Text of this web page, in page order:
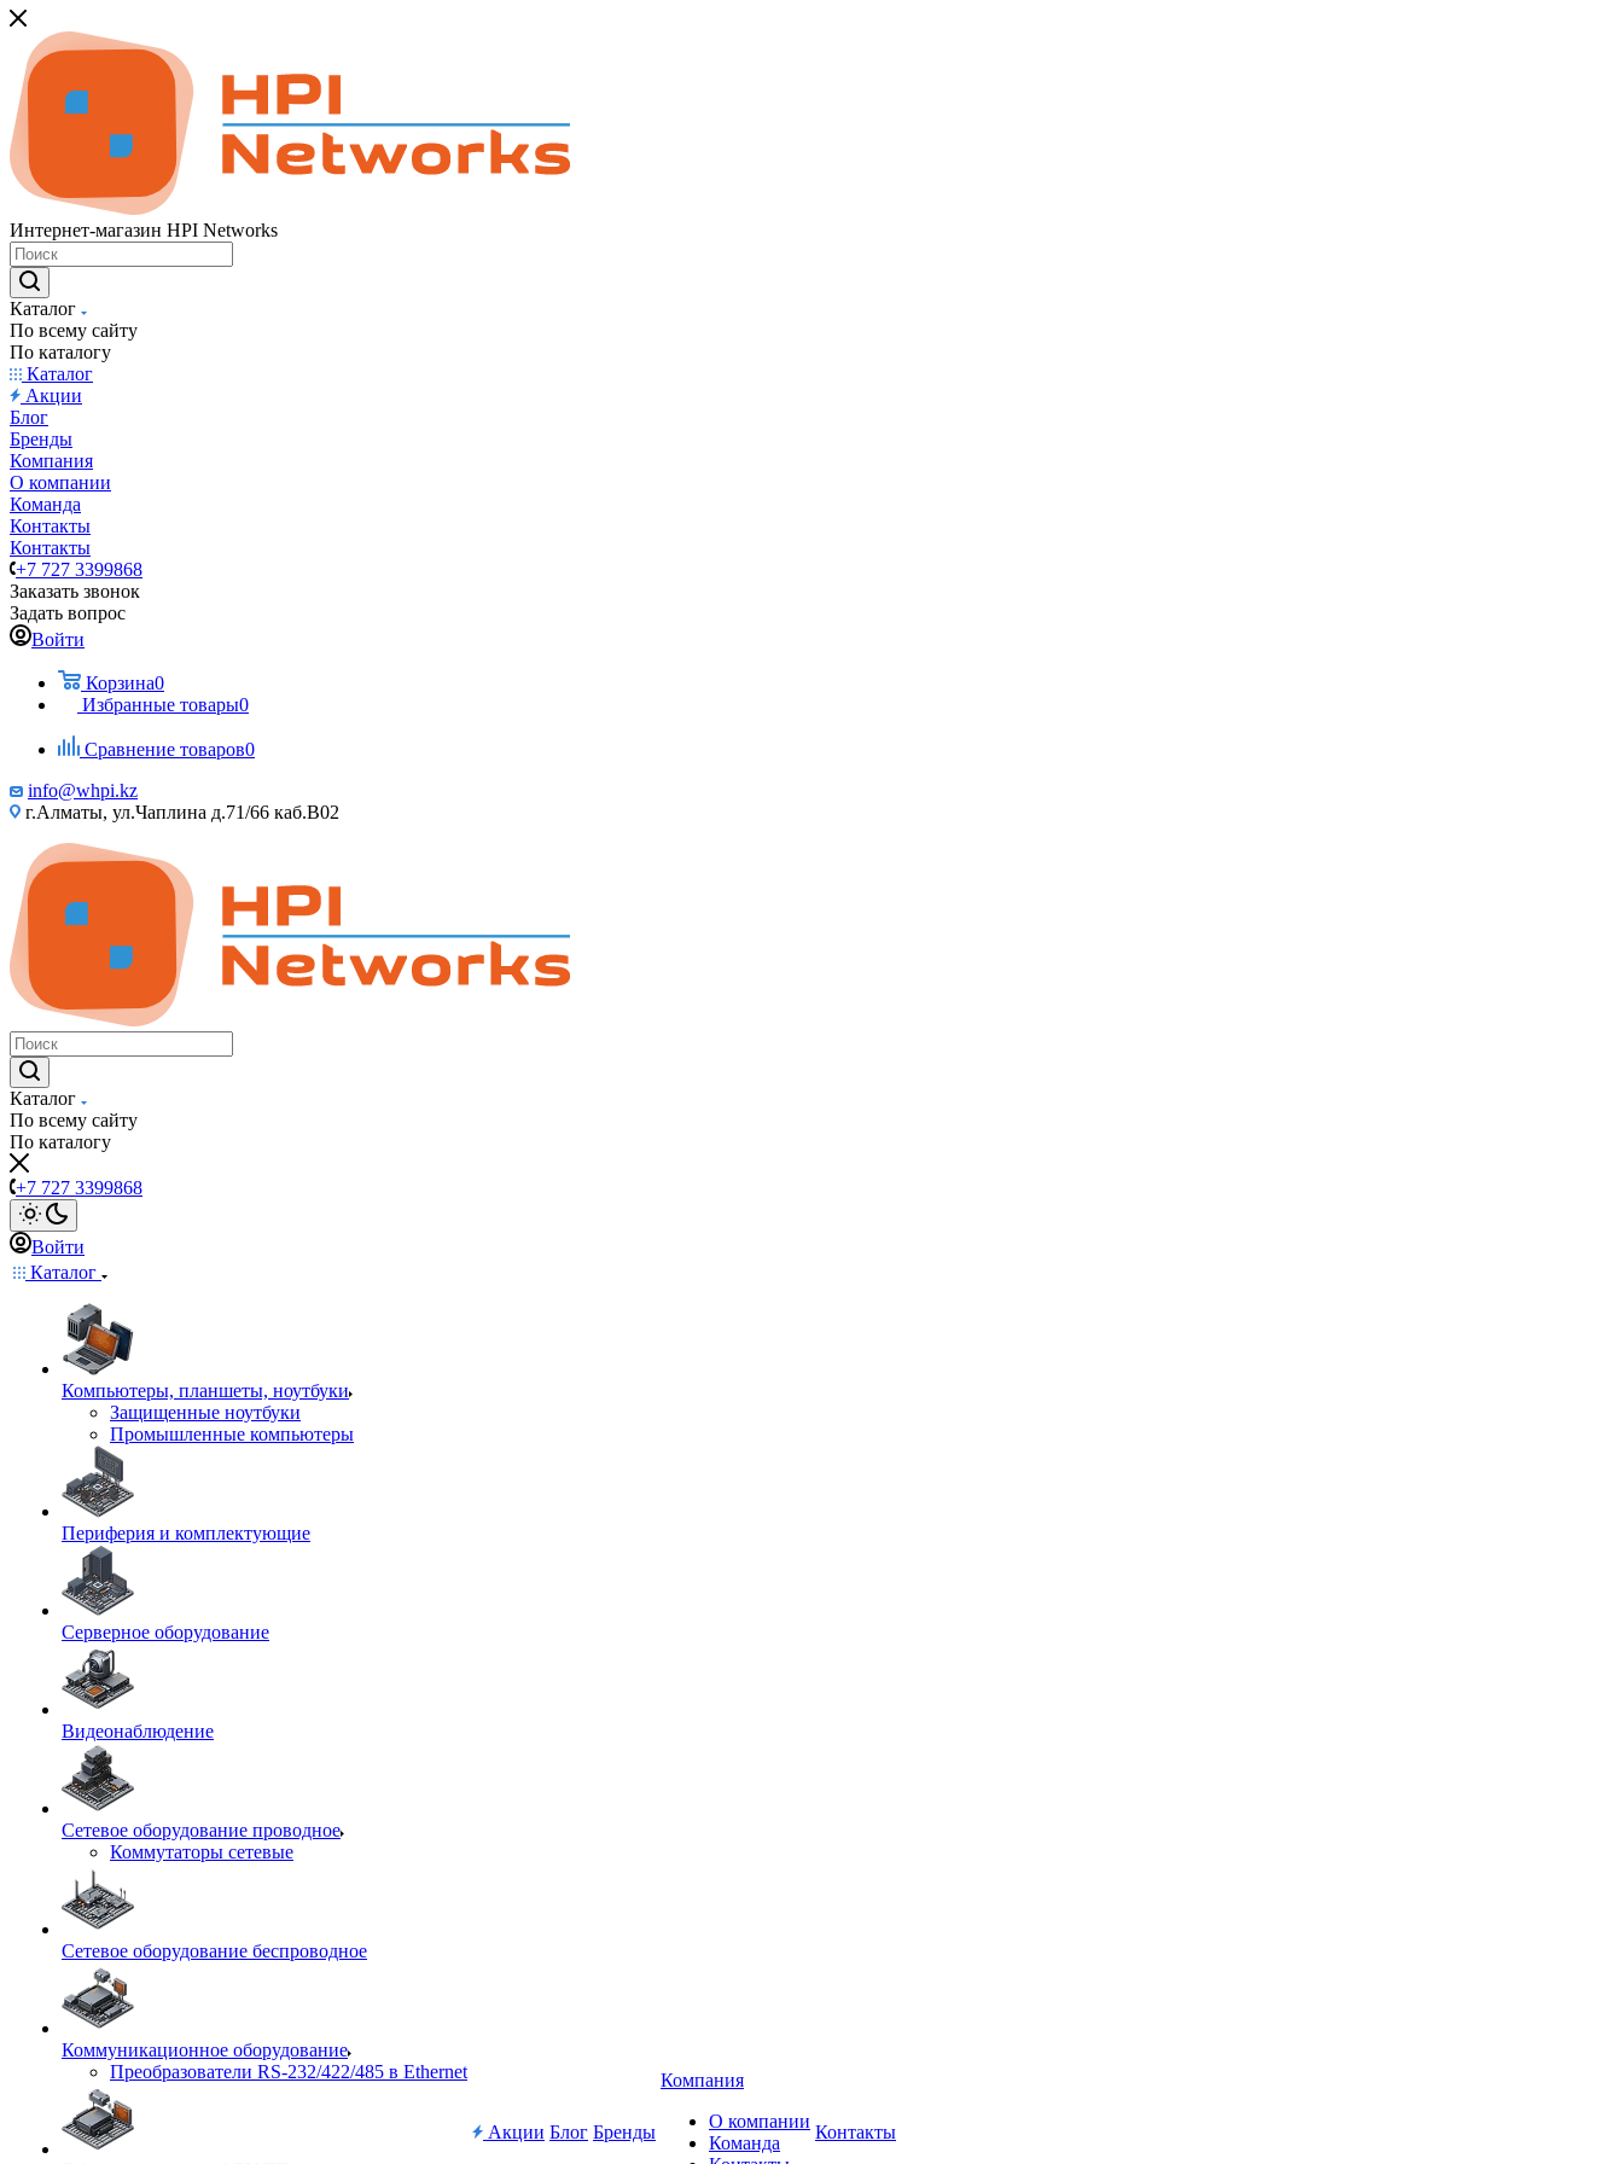
Интернет-магазин HPI Networks
Каталог
По всему сайту
По каталогу
Каталог
Акции
Блог
Бренды
Компания
О компании
Команда
Контакты
Контакты
+7 727 3399868
Заказать звонок
Задать вопрос
Войти
Корзина0
Избранные товары0
Сравнение товаров0
info@whpi.kz
г.Алматы, ул.Чаплина д.71/66 каб.B02
Каталог
По всему сайту
По каталогу
+7 727 3399868
Войти
Каталог
Компьютеры, планшеты, ноутбуки
Защищенные ноутбуки
Промышленные компьютеры
Периферия и комплектующие
Серверное оборудование
Видеонаблюдение
Сетевое оборудование проводное
Коммутаторы сетевые
Сетевое оборудование беспроводное
Коммуникационное оборудование
Преобразователи RS-232/422/485 в Ethernet
Акции Блог Бренды
Компания
О компании
Команда
Контакты